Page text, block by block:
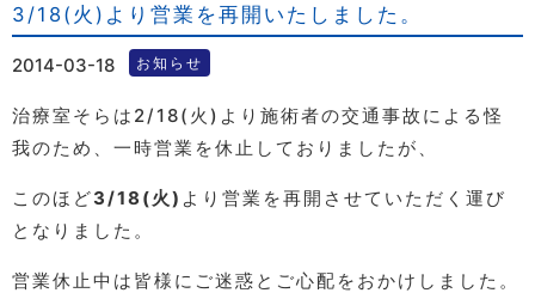
3/18(火)より営業を再開いたしました。
2014-03-18 お知らせ
治療室そらは2/18(火)より施術者の交通事故による怪
我のため、一時営業を休止しておりましたが、
このほど3/18(火) より営業を再開させていただく運び
となりました。
営業休止中は皆様にご迷惑とご心配をおかけしました。